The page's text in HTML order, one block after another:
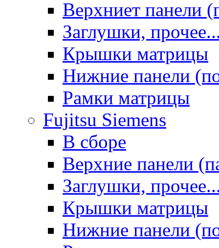
Верхниет панели
Заглушки,
Крышки матрицы
Нижние панели
Рамки матрицы
Fujitsu Siemens
В сборе
Верхние панели
Заглушки,
Крышки матрицы
Нижние панели